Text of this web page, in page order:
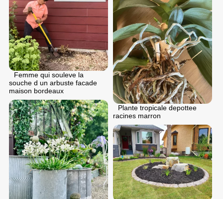
Femme qui souleve la
souche d un arbuste facade
maison bordeaux
Plante tropicale depottee
racines marron